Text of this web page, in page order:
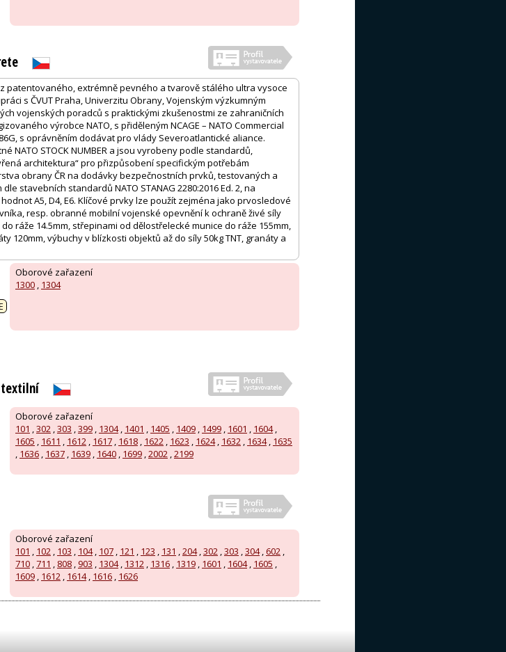
patentovaného, extrémně pevného a tvarově stálého ultra vysoce
s ČVUT Praha, Univerzitu Obrany, Vojenským výzkumným
vojenských poradců s praktickými zkušenostmi ze zahraničních
výrobce NATO, s přiděleným NCAGE – NATO Commercial
s oprávněním dodávat pro vlády Severoatlantické aliance.
NATO STOCK NUMBER a jsou vyrobeny podle standardů,
architektura“ pro přizpůsobení specifickým potřebám
obrany ČR na dodávky bezpečnostních prvků, testovaných a
stavebních standardů NATO STANAG 2280:2016 Ed. 2, na
A5, D4, E6. Klíčové prvky lze použít zejména jako prvosledové
resp. obranné mobilní vojenské opevnění k ochraně živé síly
ráže 14.5mm, střepinami od dělostřelecké munice do ráže 155mm,
120mm, výbuchy v blízkosti objektů až do síly 50kg TNT, granáty a
Oborové zařazení
1300 , 1304
textilní
Oborové zařazení
101 ,302 ,303 ,399 , 1304, 1401 , 1405 , 1409 , 1499 , 1601 , 1604,
1605 , 1611 , 1612 , 1617 , 1618 , 1622 , 1623 , 1624, 1632 , 1634, 1635
, 1636 , 1637 , 1639 , 1640 , 1699 ,2002 ,2199
Oborové zařazení
101 , 102 , 103 , 104, 107 , 121 , 123 , 131 ,204,302 ,303 ,304, 602 ,
710 ,711 , 808 , 903 , 1304, 1312 , 1316 , 1319 , 1601 , 1604, 1605 ,
1609 , 1612 , 1614, 1616 , 1626